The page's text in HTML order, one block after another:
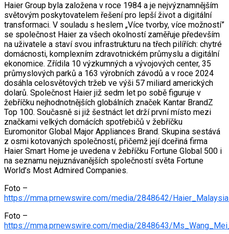
Haier Group byla založena v roce 1984 a je nejvýznamnějším
světovým poskytovatelem řešení pro lepší život a digitální
transformaci. V souladu s heslem „Více tvorby, více možností”
se společnost Haier za všech okolností zaměřuje především
na uživatele a staví svou infrastrukturu na třech pilířích: chytré
domácnosti, komplexním zdravotnickém průmyslu a digitální
ekonomice. Zřídila 10 výzkumných a vývojových center, 35
průmyslových parků a 163 výrobních závodů a v roce 2024
dosáhla celosvětových tržeb ve výši 57 miliard amerických
dolarů. Společnost Haier již sedm let po sobě figuruje v
žebříčku nejhodnotnějších globálních značek Kantar BrandZ
Top 100. Současně si již šestnáct let drží první místo mezi
značkami velkých domácích spotřebičů v žebříčku
Euromonitor Global Major Appliances Brand. Skupina sestává
z osmi kotovaných společností, přičemž její dceřiná firma
Haier Smart Home je uvedena v žebříčku Fortune Global 500 i
na seznamu nejuznávanějších společností světa Fortune
World’s Most Admired Companies.
Foto –
https://mma.prnewswire.com/media/2848642/
Foto –
https://mma.prnewswire.com/media/2848643/